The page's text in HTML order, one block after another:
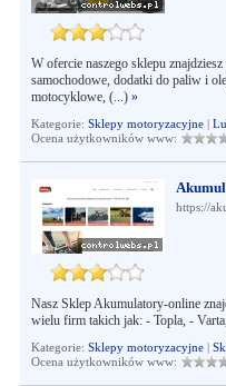
W ofercie naszego sklepu
samochodowe, dodatki do paliw i
motocyklowe, (...) »
Kategorie: Sklepy motoryzacyjne|
Ocena użytkowników www:
https://
Nasz Sklep Akumulatory-online
wielu firm takich jak: - Topla, -
Kategorie: Sklepy motoryzacyjne|
Ocena użytkowników www: